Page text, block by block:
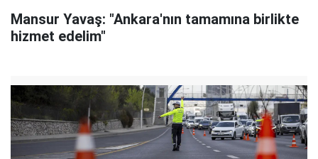
Mansur Yavaş: "Ankara'nın tamamına birlikte
hizmet edelim"